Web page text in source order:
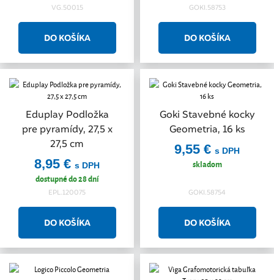
VG.50015 GOKI.58753
Eduplay Podložka
pre pyramídy, 27,5 x
27,5 cm
8,95 € s DPH
dostupné do 28 dní
EPL.120075
Goki Stavebné kocky
Geometria, 16 ks
9,55 € s DPH
skladom
GOKI.58754